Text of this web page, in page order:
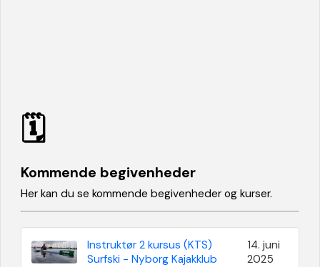
🗓️
Kommende begivenheder
Her kan du se kommende begivenheder og kurser.
Instruktør 2 kursus (KTS)
Surfski - Nyborg Kajakklub
14. juni
2025